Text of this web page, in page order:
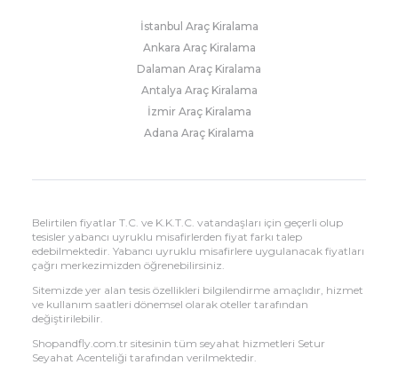
İstanbul Araç Kiralama
Ankara Araç Kiralama
Dalaman Araç Kiralama
Antalya Araç Kiralama
İzmir Araç Kiralama
Adana Araç Kiralama
Belirtilen fiyatlar T.C. ve K.K.T.C. vatandaşları için geçerli olup
tesisler yabancı uyruklu misafirlerden fiyat farkı talep
edebilmektedir. Yabancı uyruklu misafirlere uygulanacak fiyatları
çağrı merkezimizden öğrenebilirsiniz.
Sitemizde yer alan tesis özellikleri bilgilendirme amaçlıdır, hizmet
ve kullanım saatleri dönemsel olarak oteller tarafından
değiştirilebilir.
Shopandfly.com.tr sitesinin tüm seyahat hizmetleri Setur
Seyahat Acenteliği tarafından verilmektedir.